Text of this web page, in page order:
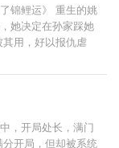
锦鲤运》 重生的姚
她决定在孙家踩她
用，好以报仇虐
直上位。 某团长，
，开局处长，满门
开局，但却被系统